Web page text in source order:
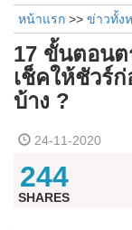
หน้าแรก >> ข่าวทั้ง
17 ขั้นตอนต
เช็คให้ชัวร์
บ้าง ?
24-11-2020
244
SHARES